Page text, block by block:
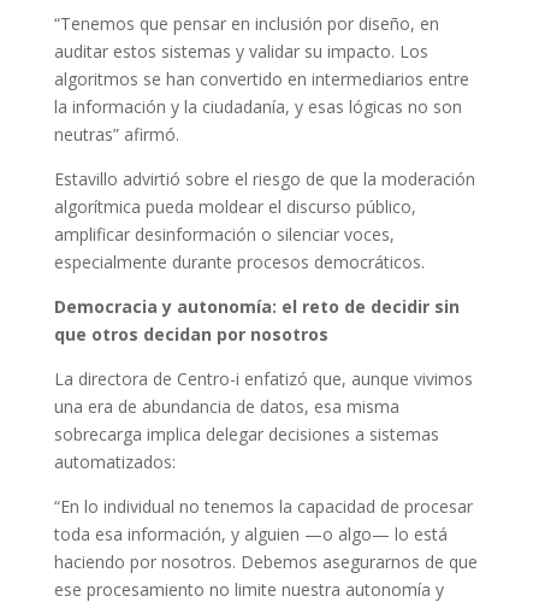
“Tenemos que pensar en inclusión por diseño, en
auditar estos sistemas y validar su impacto. Los
algoritmos se han convertido en intermediarios entre
la información y la ciudadanía, y esas lógicas no son
neutras” afirmó.
Estavillo advirtió sobre el riesgo de que la moderación
algorítmica pueda moldear el discurso público,
amplificar desinformación o silenciar voces,
especialmente durante procesos democráticos.
Democracia y autonomía: el reto de decidir sin
que otros decidan por nosotros
La directora de Centro-i enfatizó que, aunque vivimos
una era de abundancia de datos, esa misma
sobrecarga implica delegar decisiones a sistemas
automatizados:
“En lo individual no tenemos la capacidad de procesar
toda esa información, y alguien —o algo— lo está
haciendo por nosotros. Debemos asegurarnos de que
ese procesamiento no limite nuestra autonomía y